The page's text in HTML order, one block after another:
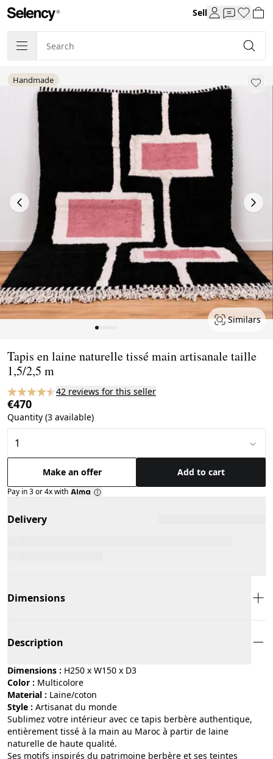
Sell
Handmade
Similars
Tapis en laine naturelle tissé main artisanale taille
1,5/2,5 m
42 reviews for this seller
€470
Quantity (3 available)
Make an offer Add to cart
Pay in 3 or 4x with
Delivery
Dimensions
Description
Dimensions : H250 x W150 x D3
Color :
multicolore
Material :
laine/coton
Style :
artisanat du monde
Sublimez votre intérieur avec ce tapis berbère authentique,
entièrement tissé à la main au Maroc à partir de laine
naturelle de haute qualité.
Ses motifs inspirés du patrimoine berbère et ses teintes